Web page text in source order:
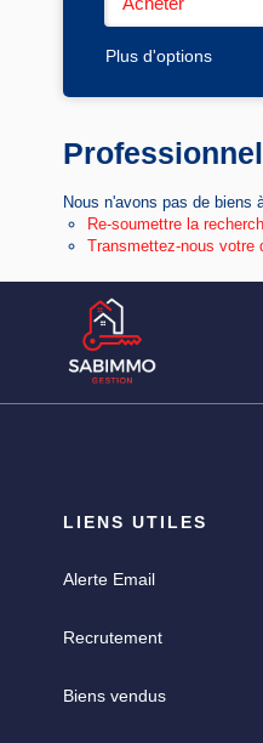
Plus d'options
Nous n'avons pas de biens
Re-soumettre la
Transmettez-nous votre
LIENS UTILES
Alerte Email
Recrutement
Biens vendus